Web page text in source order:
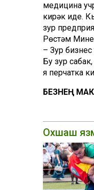
медицина
кирәк иде.
зур
Рөстәм
– Зур
Бу зур
я перчатка
БЕЗНЕҢ
Охшаш